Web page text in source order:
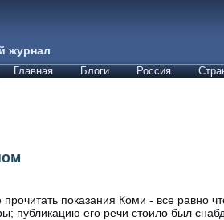
журнал
Главная Блоги Россия
прочитать показания Коми - все равно
публикацию его речи стоило был